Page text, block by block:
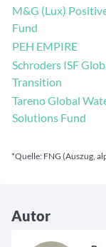
M&G (Lux)
Fund
PEH EMPIRE
Schroders ISF
Transition
Tareno Global
Solutions Fund
*Quelle: FNG (Auszug,
Autor